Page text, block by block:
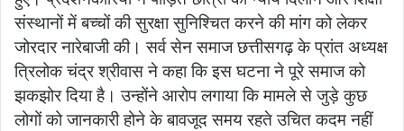
संस्थानों में बच्चों की सुरक्षा सुनिश्चित करने की मांग को लेकर
जोरदार नारेबाजी की। सर्व सेन समाज छत्तीसगढ़ के प्रांत अध्यक्ष
त्रिलोक चंद्र श्रीवास ने कहा कि इस घटना ने पूरे समाज को
झकझोर दिया है। उन्होंने आरोप लगाया कि मामले से जुड़े कुछ
लोगों को जानकारी होने के बावजूद समय रहते उचित कदम नहीं